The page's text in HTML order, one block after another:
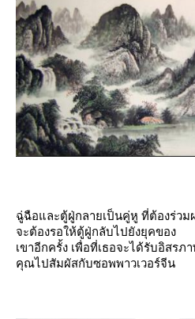
ฉู่ฉือและตู้ฝู่กลายเป็นคู่หู ที่ต้องร่ว
จะต้องรอให้ตู้ฝู่กลับไปยังยุคของ
เขาอีกครั้ง เพื่อที่เธอจะได้รับอิสรภ
คุณไปสัมผัสกับซอพพาวเวอร์จีน